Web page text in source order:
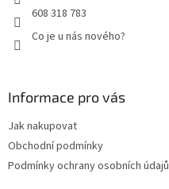
608 318 783
Co je u nás nového?
Informace pro vás
Jak nakupovat
Obchodní podmínky
Podmínky ochrany osobních údajů